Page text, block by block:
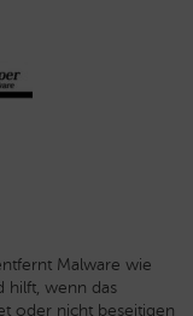
Malware wie
hilft, wenn das
oder nicht beseitigen